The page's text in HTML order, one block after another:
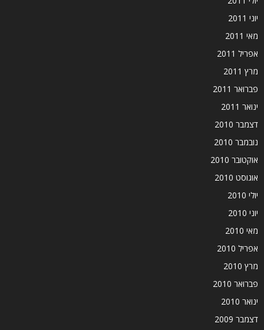
יוני 2011
מאי 2011
אפריל 2011
מרץ 2011
פברואר 2011
ינואר 2011
דצמבר 2010
נובמבר 2010
אוקטובר 2010
אוגוסט 2010
יולי 2010
יוני 2010
מאי 2010
אפריל 2010
מרץ 2010
פברואר 2010
ינואר 2010
דצמבר 2009